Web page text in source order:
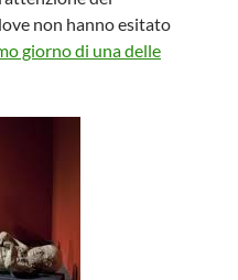
non hanno esitato
giorno di una delle